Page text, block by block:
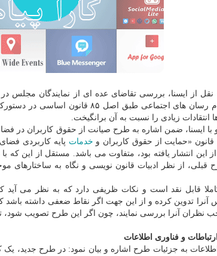
نقل از ایسنا، بررسی تقاضای عده ای از نمایندگان
مجازی و ساماندهی پیام رسان های
زیادی را نسبت به آن برانگیخت.
ایسنا، ضمن اشاره به طرح صیانت از حقوق کاربران در
«حمایت از حقوق کاربران و خدمات پایه کاربردی
این انتشار یافته بود، متفاوت می باشد. مستقل از این
از نظر ادبیات قانون نویسی و نگاه به ساختارهای
قابل نقد است و نکات ظریفی دارد که به نظر می آید
آنرا تدوین کرده و از این جهت اگر نقاط ضعفی داشته
آنرا بررسی نمایند، چون اگر این طرح تصویب شود،
و فناوری اطلاعات
به جزئیات طرح اشاره و بیان نمود: در طرح جدید،